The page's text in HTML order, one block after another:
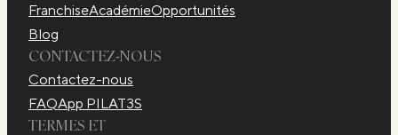
FranchiseAcadémieOpportunités
Blog
CONTACTEZ-NOUS
Contactez-nous
FAQApp PILAT3S
TERMES ET